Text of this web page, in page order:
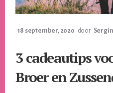
18 september, 2020 door
3 cadeautips
Broer en